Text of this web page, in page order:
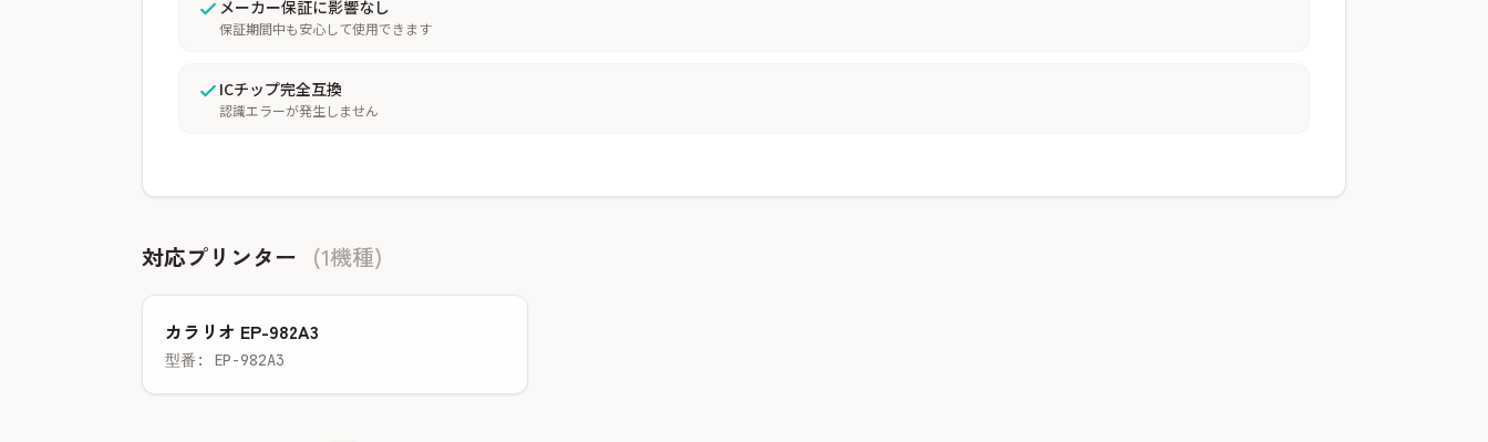
メーカー保証に影響なし
保証期間中も安心して使用できます
ICチップ完全互換
認識エラーが発生しません
対応プリンター (1機種)
カラリオ EP-982A3
型番: EP-982A3